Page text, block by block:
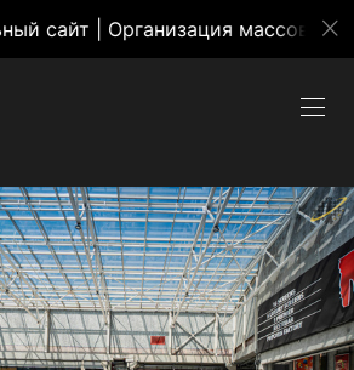
массовых мероприятий